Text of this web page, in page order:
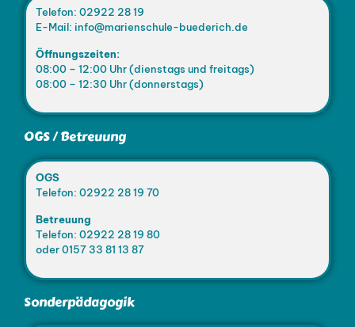
Telefon: 02922 28 19
E-Mail: info@marienschule-buederich.de
Öffnungszeiten:
08:00 – 12:00 Uhr (dienstags und freitags)
08:00 – 12:30 Uhr (donnerstags)
OGS / Betreuung
OGS
Telefon: 02922 28 19 70
Betreuung
Telefon: 02922 28 19 80
oder 0157 33 81 13 87
Sonderpädagogik